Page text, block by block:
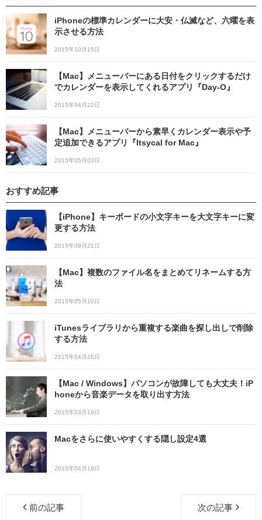
iPhoneの標準カレンダーに大安・仏滅など、六曜を表
示させる方法
2015年10月15日
【Mac】メニューバーにある日付をクリックするだけ
でカレンダーを表示してくれるアプリ『Day-O』
2015年04月22日
【Mac】メニューバーから素早くカレンダー表示や予
定追加できるアプリ『Itsycal for Mac』
2015年05月03日
おすすめ記事
【iPhone】キーボードの小文字キーを大文字キーに変
更する方法
2015年09月21日
【Mac】複数のファイル名をまとめてリネームする方
法
2015年05月10日
iTunesライブラリから重複する楽曲を探し出しで削除
する方法
2015年04月26日
【Mac / Windows】パソコンが故障しても大丈夫！iP
honeから音楽データを取り出す方法
2015年03月19日
Macをさらに使いやすくする隠し設定4選
2015年04月19日
前の記事 次の記事